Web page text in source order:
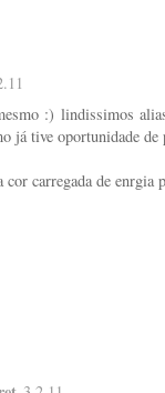
:) lindissimos
já tive oportunidade
cor carregada de enrgia